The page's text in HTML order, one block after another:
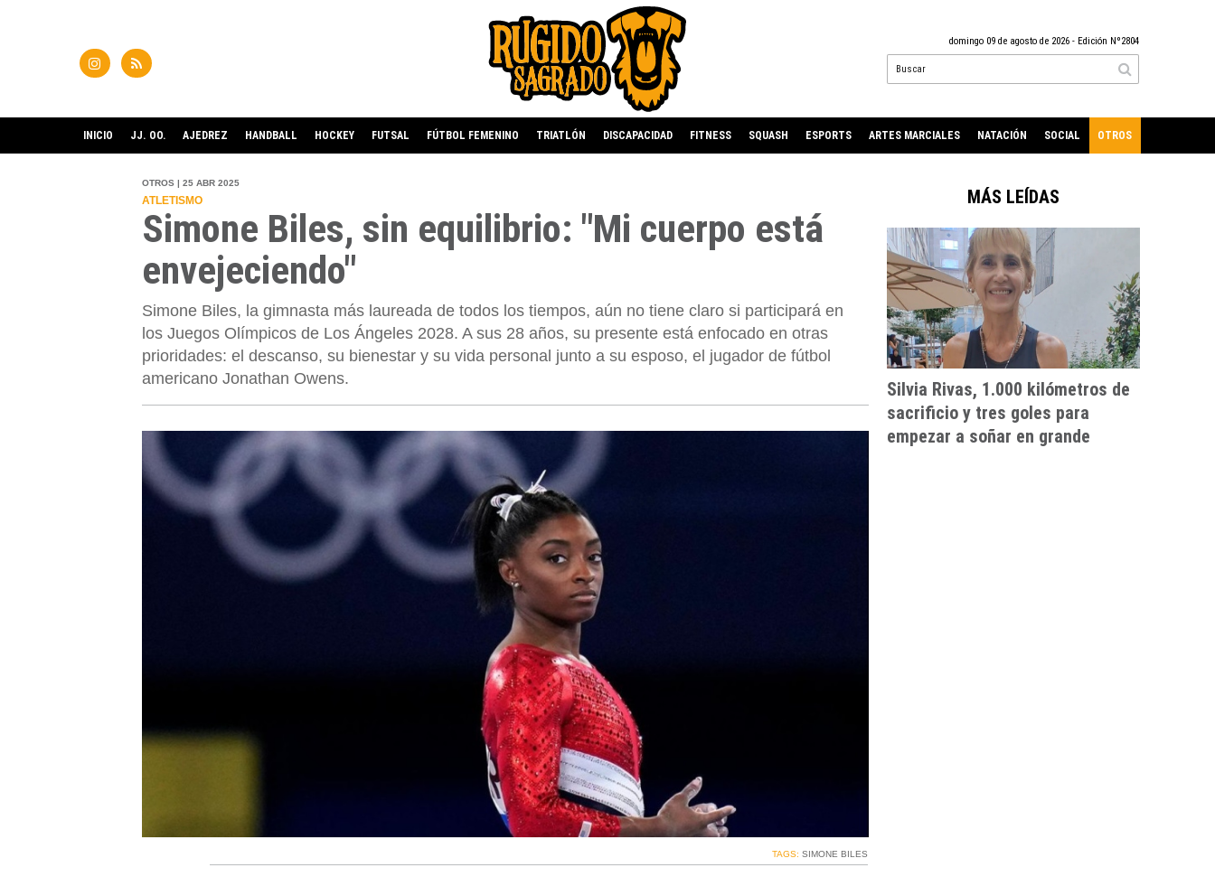
domingo 09 de agosto de 2026 - Edición Nº2804
INICIO JJ. OO. AJEDREZ HANDBALL HOCKEY FUTSAL FÚTBOL FEMENINO TRIATLÓN DISCAPACIDAD FITNESS SQUASH ESPORTS ARTES MARCIALES NATACIÓN SOCIAL OTROS
OTROS | 25 ABR 2025
ATLETISMO
Simone Biles, sin equilibrio: "Mi cuerpo está
envejeciendo"
Simone Biles, la gimnasta más laureada de todos los tiempos, aún no tiene claro si participará en
los Juegos Olímpicos de Los Ángeles 2028. A sus 28 años, su presente está enfocado en otras
prioridades: el descanso, su bienestar y su vida personal junto a su esposo, el jugador de fútbol
americano Jonathan Owens.
TAGS:SIMONE BILES
MÁS LEÍDAS
Silvia Rivas, 1.000 kilómetros de
sacrificio y tres goles para
empezar a soñar en grande